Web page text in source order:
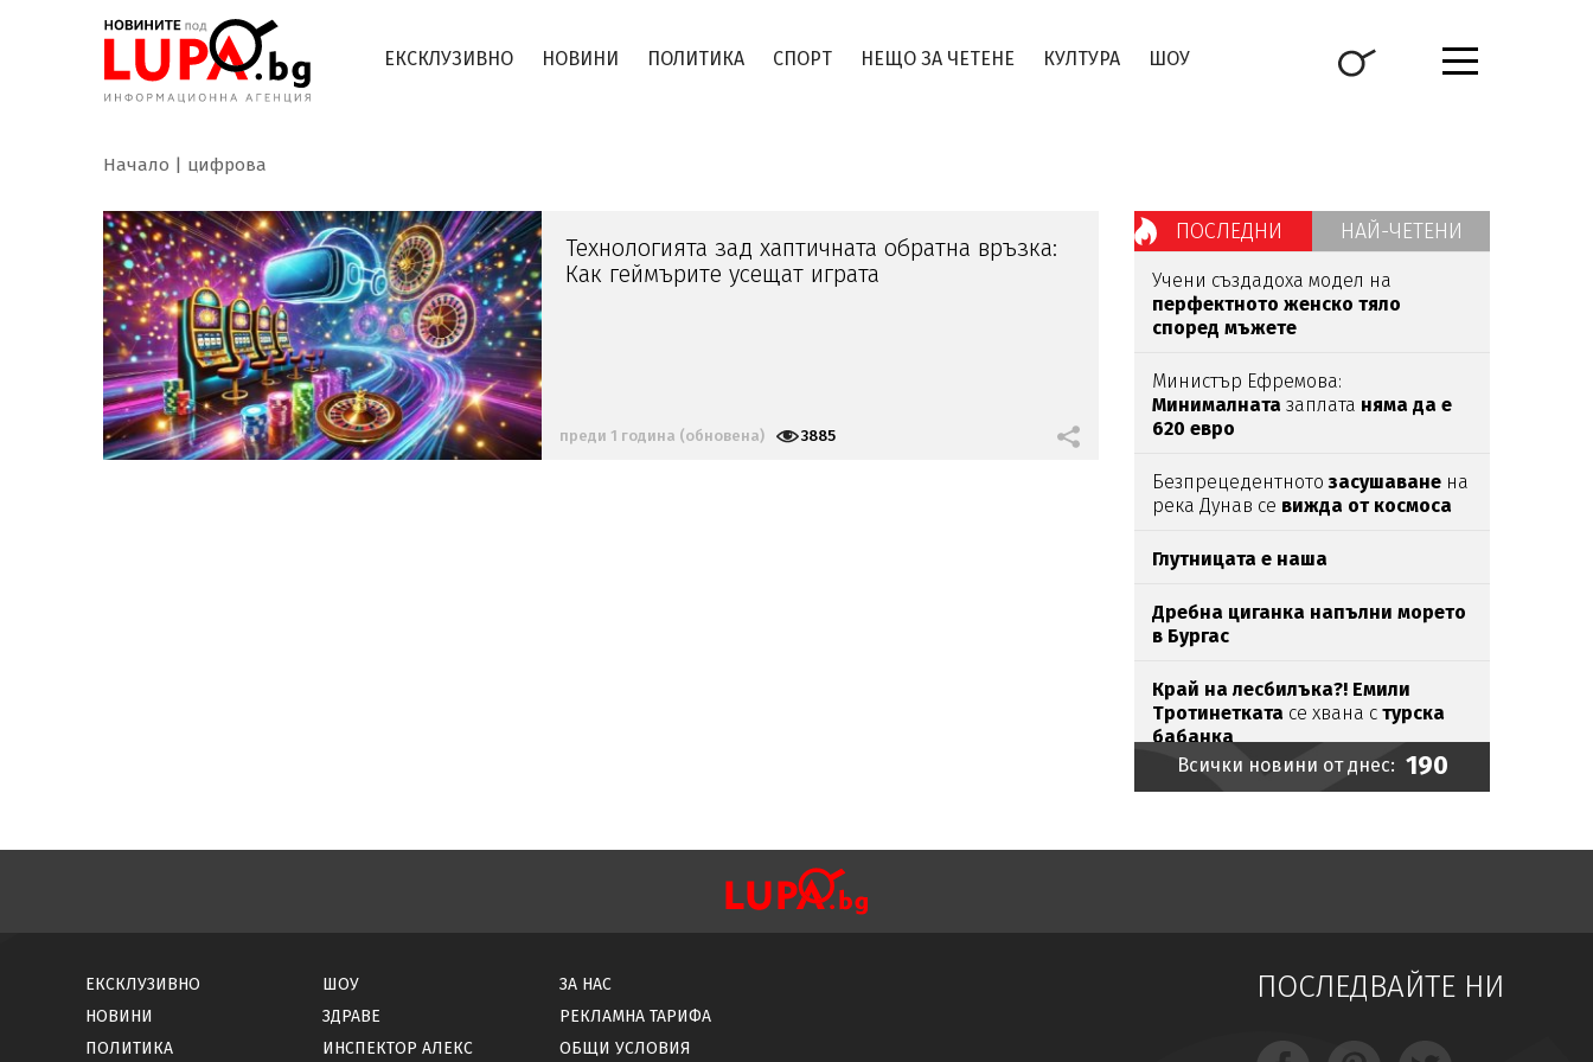
ЕКСКЛУЗИВНО НОВИНИ ПОЛИТИКА СПОРТ НЕЩО ЗА ЧЕТЕНЕ КУЛТУРА ШОУ
Начало цифрова
Технологията зад хаптичната обратна връзка:
Как геймърите усещат играта
преди 1 година (обновена) 3885
ПОСЛЕДНИ НАЙ-ЧЕТЕНИ
Учени създадоха модел на
перфектното женско тяло
според мъжете
Министър Ефремова:
Минималната заплата няма да е
620 евро
Безпрецедентнотозасушаване на
река Дунав се вижда от космоса
Глутницата е наша
Дребна циганка напълни морето
в Бургас
Край на лесбилъка?! Емили
Тротинетката се хвана с турска
бабанка
Шаде на корицата на „Биограф“
Зеленски пристигна в Белградна
първото си официално посещение
Експерти: Отглеждат се деца
Всички новини от днес: 190
ЕКСКЛУЗИВНО
НОВИНИ
ПОЛИТИКА
ШОУ
ЗДРАВЕ
ИНСПЕКТОР АЛЕКС
ЗА НАС
РЕКЛАМНА ТАРИФА
ОБЩИ УСЛОВИЯ
ПОСЛЕДВАЙТЕ НИ